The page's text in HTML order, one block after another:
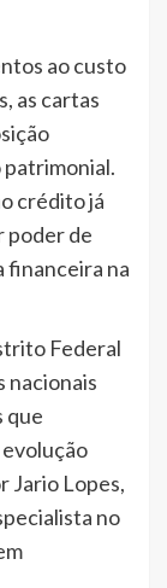
ao custo
as cartas
crédito já
poder de
financeira na
Federal
nacionais
que
Jario Lopes,
no